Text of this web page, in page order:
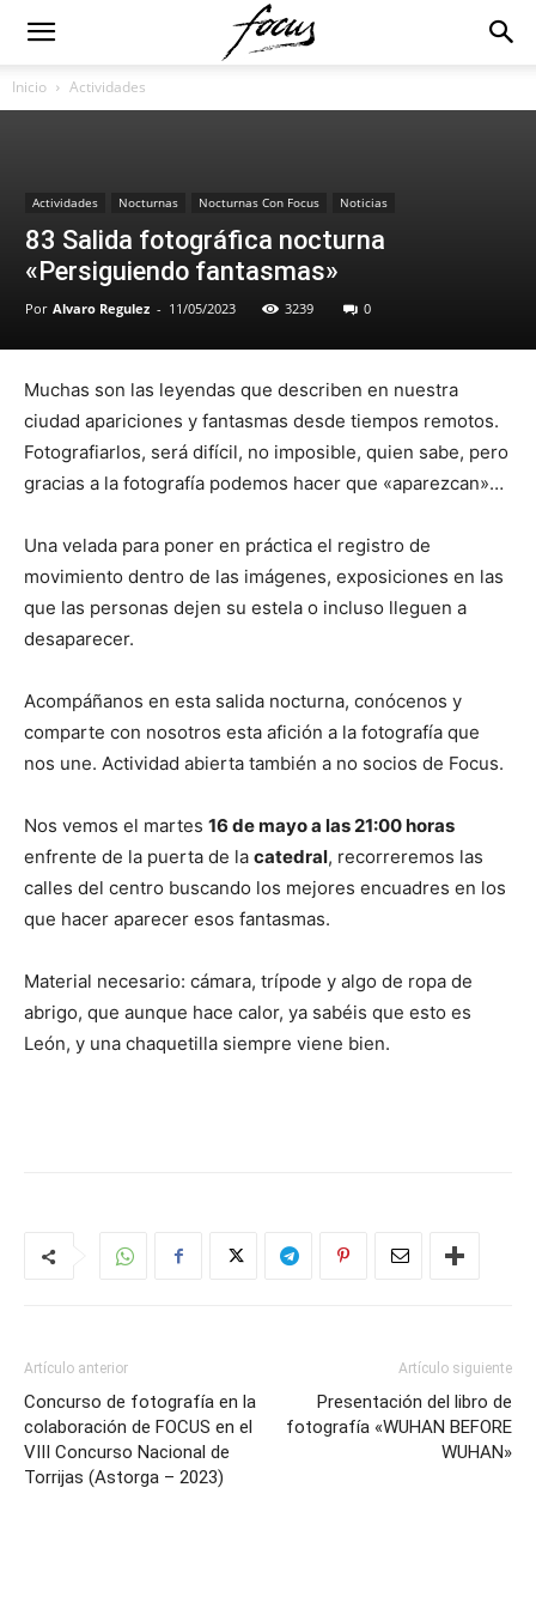
Inicio Actividades
Actividades Nocturnas Nocturnas Con Focus Noticias
83 Salida fotográfica nocturna
«Persiguiendo fantasmas»
Por Alvaro Regulez - 11/05/2023 3239 0
Muchas son las leyendas que describen en nuestra
ciudad apariciones y fantasmas desde tiempos remotos.
Fotografiarlos, será difícil, no imposible, quien sabe, pero
gracias a la fotografía podemos hacer que «aparezcan»…
Una velada para poner en práctica el registro de
movimiento dentro de las imágenes, exposiciones en las
que las personas dejen su estela o incluso lleguen a
desaparecer.
Acompáñanos en esta salida nocturna, conócenos y
comparte con nosotros esta afición a la fotografía que
nos une. Actividad abierta también a no socios de Focus.
Nos vemos el martes 16 de mayo a las 21:00 horas
enfrente de la puerta de la catedral, recorreremos las
calles del centro buscando los mejores encuadres en los
que hacer aparecer esos fantasmas.
Material necesario: cámara, trípode y algo de ropa de
abrigo, que aunque hace calor, ya sabéis que esto es
León, y una chaquetilla siempre viene bien.
Artículo anterior
Concurso de fotografía en la
colaboración de FOCUS en el
VIII Concurso Nacional de
Torrijas (Astorga – 2023)
Artículo siguiente
Presentación del libro de
fotografía «WUHAN BEFORE
WUHAN»